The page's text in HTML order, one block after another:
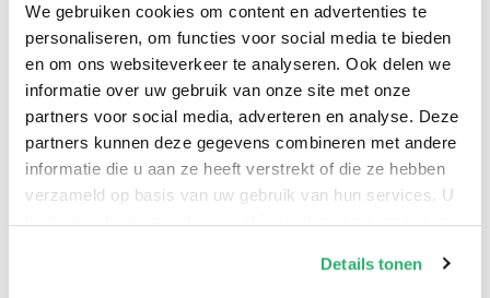
We gebruiken cookies om content en advertenties te
personaliseren, om functies voor social media te bieden
en om ons websiteverkeer te analyseren. Ook delen we
informatie over uw gebruik van onze site met onze
partners voor social media, adverteren en analyse. Deze
partners kunnen deze gegevens combineren met andere
informatie die u aan ze heeft verstrekt of die ze hebben
verzameld op basis van uw gebruik van hun services. U
kunt op ieder moment uw cookievoorkeuren aanpassen
Details tonen
levensbeschrijving is gebaseerd op de grote vijfdelige
biografie die Gaemers samen met Hans Daalder
schreef, aangevuld met nieuwe gegevens uit
onbekende bronnen, zoals de ultrageheime
‘zuurkastnotulen’ over de Greet Hofmans-affaire.
Jelle Gaemers (1964) is historicus en biograaf. Hij
werkt als archivaris bij het Nationaal Archief.